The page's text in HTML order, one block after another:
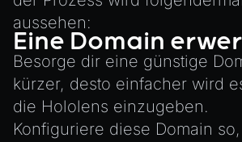
aussehen:
Eine Domain
Besorge dir eine günstige
kürzer, desto einfacher wird
die Hololens einzugeben.
Konfiguriere diese Domain